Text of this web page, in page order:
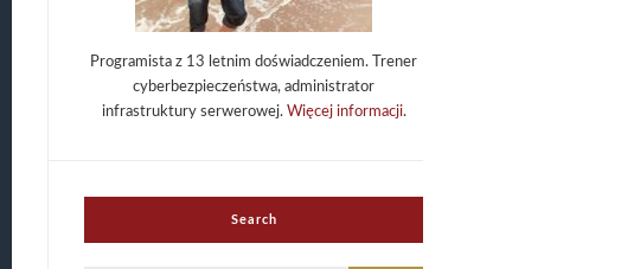
Programista z 13 letnim doświadczeniem. Trener
cyberbezpieczeństwa, administrator
infrastruktury serwerowej. Więcej informacji.
Search